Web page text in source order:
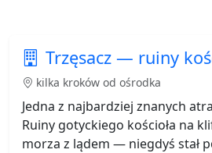
Trzęsacz — ruiny
kilka kroków od ośrodka
Jedna z najbardziej znanych
Ruiny gotyckiego kościoła na
morza z lądem — niegdyś stał